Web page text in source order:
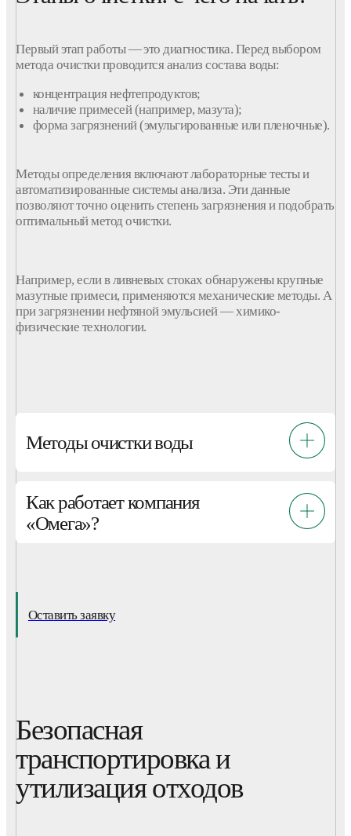
Первый этап работы — это диагностика. Перед выбором
метода очисткипроводится анализ состававоды:
концентрациянефтепродуктов;
наличиепримесей(например, мазута);
формазагрязнений(эмульгированные или пленочные).
Методыопределениявключают лабораторные тесты и
автоматизированные системыанализа. Эти данные
позволяют точно оценить степеньзагрязненияи подобрать
оптимальныйметод очистки.
Например, если в ливневых стоках обнаружены крупные
мазутные примеси, применяютсямеханические методы. А
призагрязнениинефтяной эмульсией — химико-
физические технологии.
Методы очистки воды
Как работает компания
«Омега»?
Оставить заявку
Безопасная
транспортировка и
утилизация отходов